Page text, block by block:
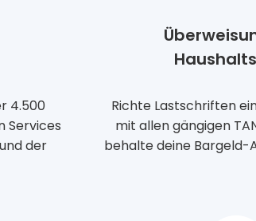
4.500
Services
der
Richte Lastschriften
mit allen gängigen
behalte deine Bargeld-